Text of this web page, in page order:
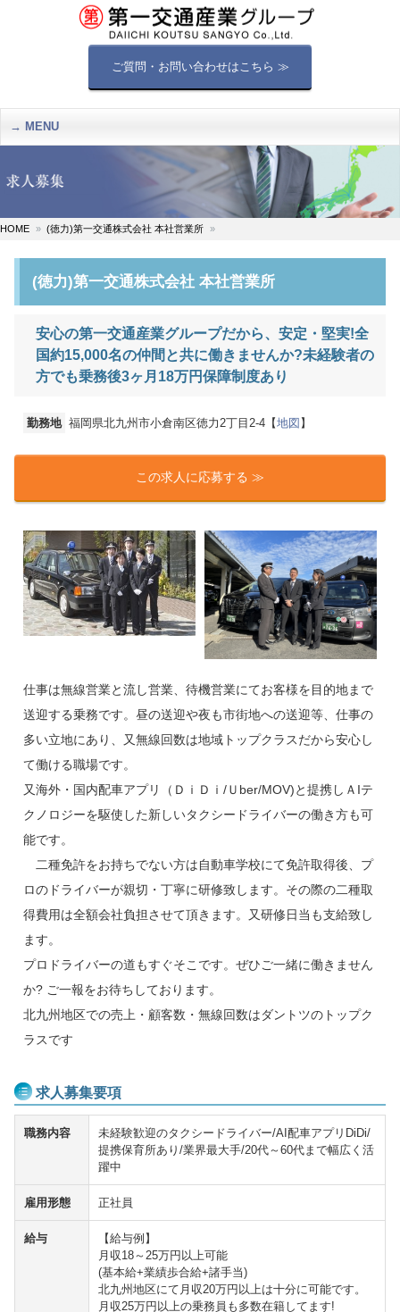
ご質問・お問い合わせはこちら ≫
MENU
HOME (徳力)第一交通株式会社 本社営業所
(徳力)第一交通株式会社 本社営業所
安心の第一交通産業グループだから、安定・堅実!全
国約15,000名の仲間と共に働きませんか?未経験者の
方でも乗務後3ヶ月18万円保障制度あり
勤務地 福岡県北九州市小倉南区徳力2丁目2-4【地図】
この求人に応募する ≫
仕事は無線営業と流し営業、待機営業にてお客様を目的地まで
送迎する乗務です。昼の送迎や夜も市街地への送迎等、仕事の
多い立地にあり、又無線回数は地域トップクラスだから安心し
て働ける職場です。
又海外・国内配車アプリ（ＤｉＤｉ/Ｕber/MOV)と提携しＡIテ
クノロジーを駆使した新しいタクシードライバーの働き方も可
能です。
二種免許をお持ちでない方は自動車学校にて免許取得後、プ
ロのドライバーが親切・丁寧に研修致します。その際の二種取
得費用は全額会社負担させて頂きます。又研修日当も支給致し
ます。
プロドライバーの道もすぐそこです。ぜひご一緒に働きません
か? ご一報をお待ちしております。
北九州地区での売上・顧客数・無線回数はダントツのトップク
ラスです
求人募集要項
職務内容
未経験歓迎のタクシードライバー/AI配車アプリDiDi/
提携保育所あり/業界最大手/20代～60代まで幅広く活
躍中
雇用形態 正社員
給与
【給与例】
月収18～25万円以上可能
(基本給+業績歩合給+諸手当)
北九州地区にて月収20万円以上は十分に可能です。
月収25万円以上の乗務員も多数在籍してます!